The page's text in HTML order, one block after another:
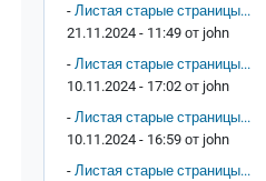
- Листая старые страницы...
21.11.2024 - 11:49 от john
- Листая старые страницы...
10.11.2024 - 17:02 от john
- Листая старые страницы...
10.11.2024 - 16:59 от john
- Листая старые страницы...